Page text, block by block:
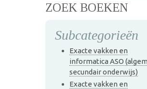
ZOEK BOEKEN
Subcategorieën
Exacte vakken en
informatica ASO
secundair onderwijs)
Exacte vakken en